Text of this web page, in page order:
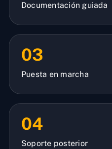
Documentación guiada
03
Puesta en marcha
04
Soporte posterior